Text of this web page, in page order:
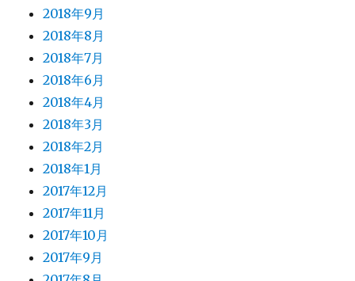
2018年9月
2018年8月
2018年7月
2018年6月
2018年4月
2018年3月
2018年2月
2018年1月
2017年12月
2017年11月
2017年10月
2017年9月